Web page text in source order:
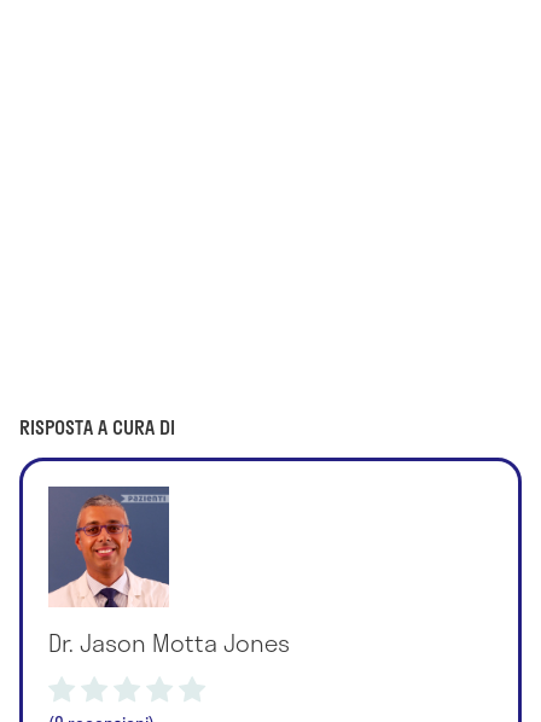
RISPOSTA A CURA DI
Dr. Jason Motta Jones